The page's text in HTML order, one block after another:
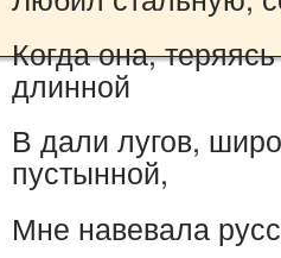
Когда она,
длинной
В дали лугов,
пустынной,
Мне навевала